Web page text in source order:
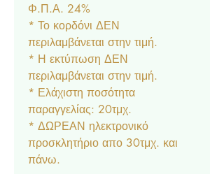
Φ.Π.Α. 24%
* Το κορδόνι ΔΕΝ
περιλαμβάνεται στην τιμή.
* Η εκτύπωση ΔΕΝ
περιλαμβάνεται στην τιμή.
* Ελάχιστη ποσότητα
παραγγελίας: 20τμχ.
* ΔΩΡΕΑΝ ηλεκτρονικό
προσκλητήριο απο 30τμχ. και
πάνω.